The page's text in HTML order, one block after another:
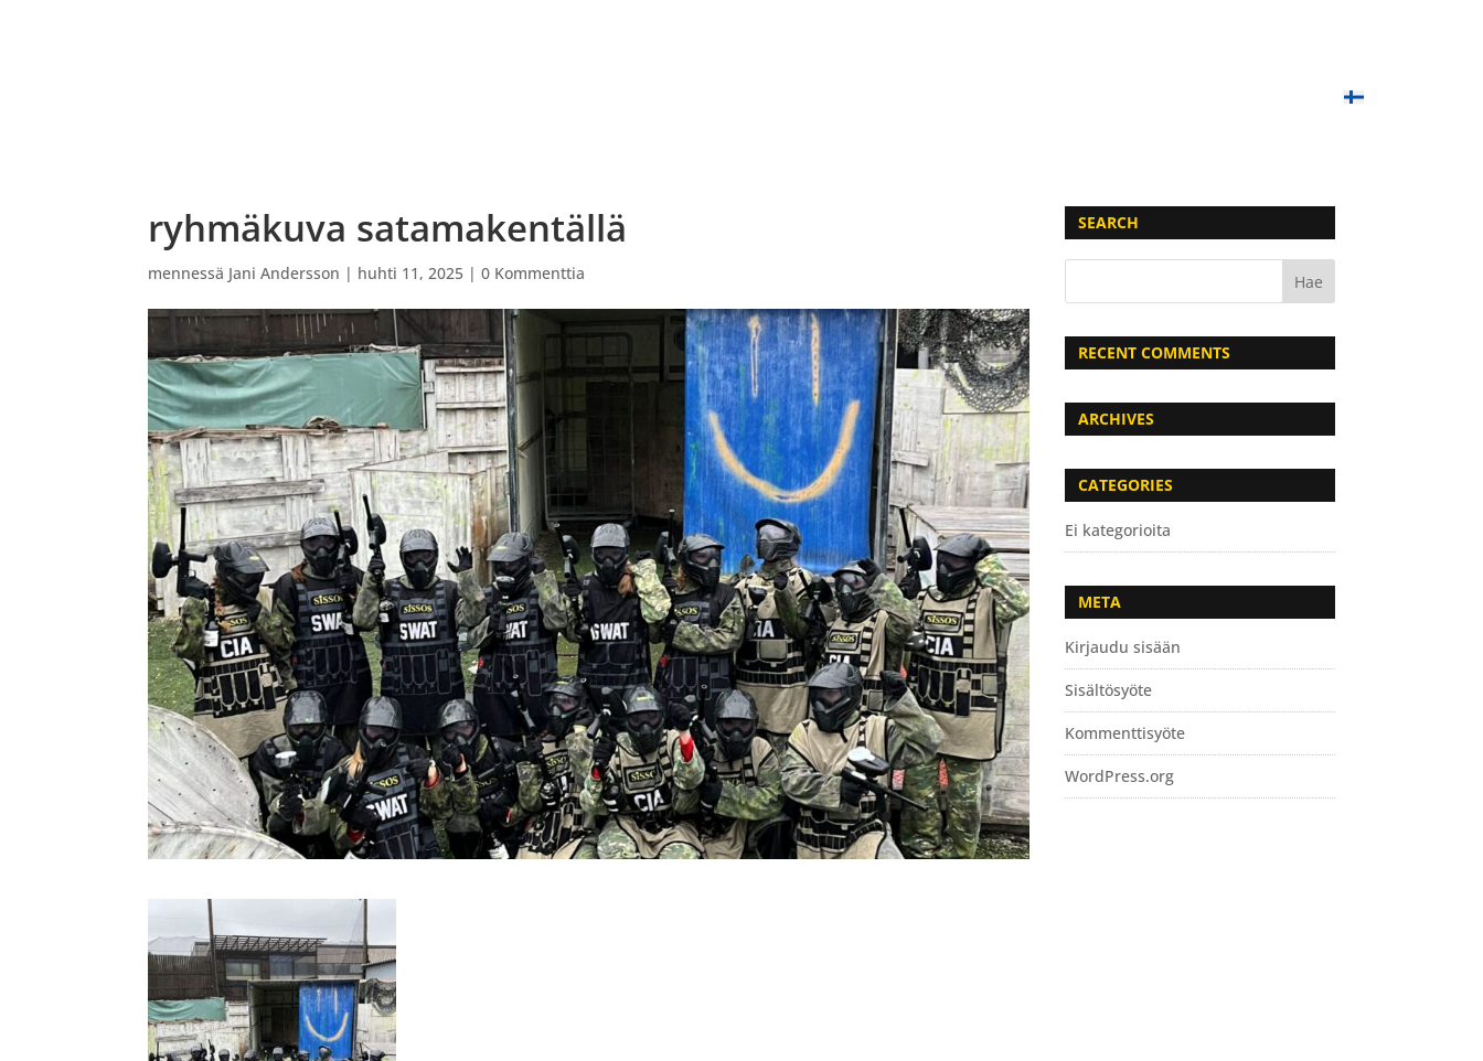
ryhmäkuva satamakentällä
mennessä Jani Andersson | huhti 11, 2025 |0 Kommenttia
SEARCH
RECENT COMMENTS
ARCHIVES
CATEGORIES
Ei kategorioita
META
Kirjaudu sisään
Sisältösyöte
Kommenttisyöte
WordPress.org